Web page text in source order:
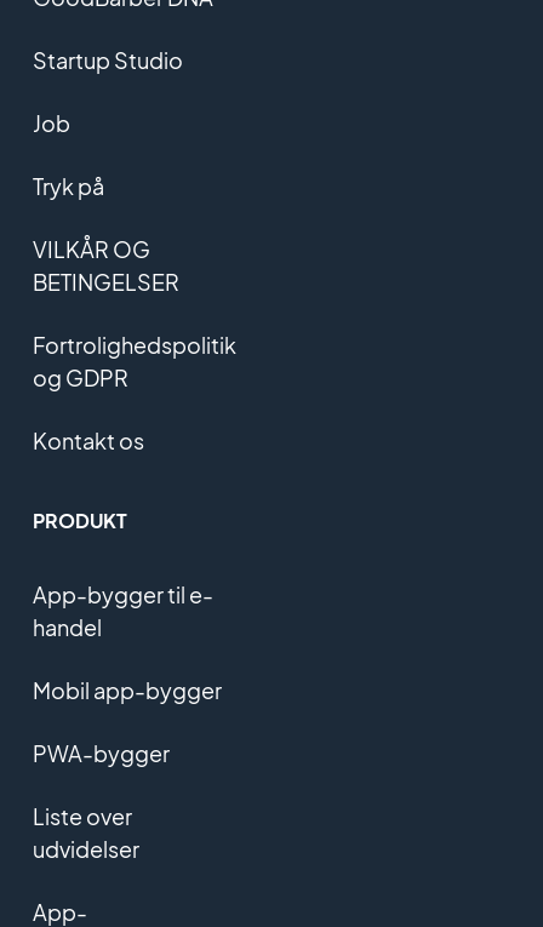
Startup Studio
Job
Tryk på
VILKÅR OG
BETINGELSER
Fortrolighedspolitik
og GDPR
Kontakt os
PRODUKT
App-bygger til e-
handel
Mobil app-bygger
PWA-bygger
Liste over
udvidelser
App-